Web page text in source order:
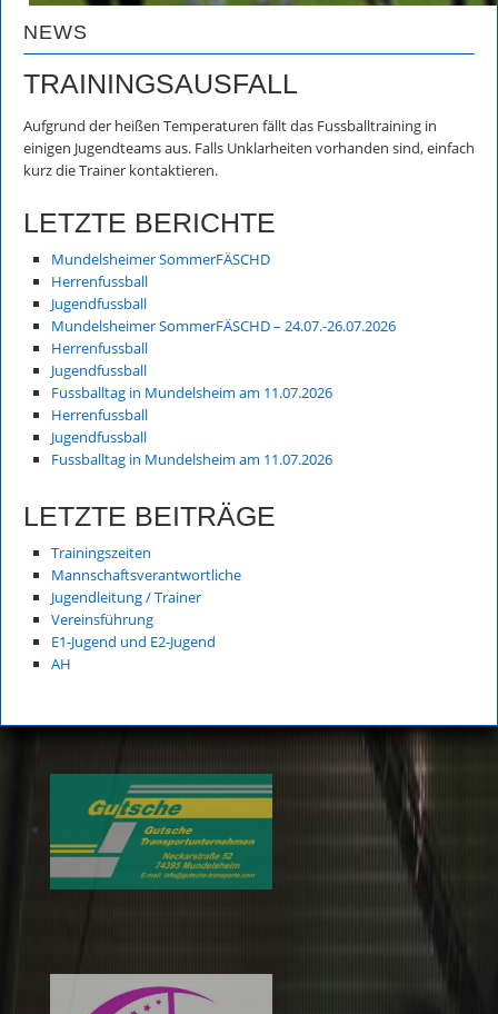
NEWS
TRAININGSAUSFALL
Aufgrund der heißen Temperaturen fällt das Fussballtraining in
einigen Jugendteams aus. Falls Unklarheiten vorhanden sind, einfach
kurz die Trainer kontaktieren.
LETZTE BERICHTE
Mundelsheimer SommerFÄSCHD
Herrenfussball
Jugendfussball
Mundelsheimer SommerFÄSCHD – 24.07.-26.07.2026
Herrenfussball
Jugendfussball
Fussballtag in Mundelsheim am 11.07.2026
Herrenfussball
Jugendfussball
Fussballtag in Mundelsheim am 11.07.2026
LETZTE BEITRÄGE
Trainingszeiten
Mannschaftsverantwortliche
Jugendleitung / Trainer
Vereinsführung
E1-Jugend und E2-Jugend
AH